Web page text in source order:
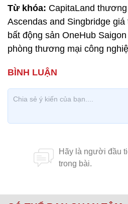
Từ khóa: CapitaLand
Ascendas and Singbridge
bất động sản OneHub
phòng thương mại công